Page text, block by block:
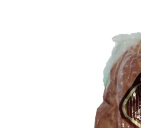
Limpieza del hogar